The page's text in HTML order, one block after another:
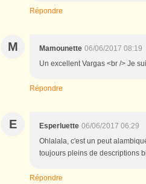
Répondre
M Mamounette 06/06/2017 08:19
Un excellent Vargas <br /> Je
Répondre
E Esperluette 06/06/2017 06:29
Ohlalala, c'est un peut
toujours pleins de descriptions
Répondre